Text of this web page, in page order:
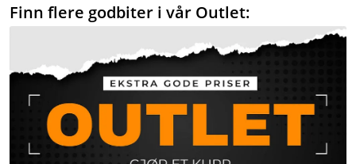
Finn flere godbiter i vår Outlet: